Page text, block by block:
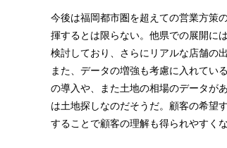
今後は福岡都市圏を超えての営業方策
揮するとは限らない。他県での展開に
検討しており、さらにリアルな店舗の
また、データの増強も考慮に入れてい
の導入や、また土地の相場のデータが
は土地探しなのだそうだ。顧客の希望
することで顧客の理解も得られやすく